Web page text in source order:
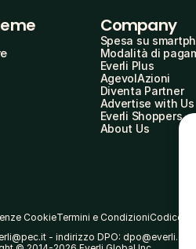
Company
Spesa su
Modalità di
Everli Plus
AgevolAzioni
Diventa Partner
Advertise with Us
Everli Shoppers
About Us
CookieTermini e CondizioniCodice
- indirizzo DPO: dpo@everli.com